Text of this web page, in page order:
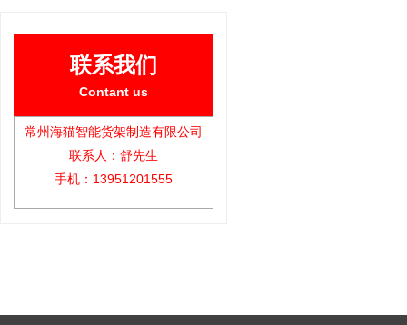
联系我们
Contant us
常州海猫智能货架制造有限公司
联系人：舒先生
手机：13951201555